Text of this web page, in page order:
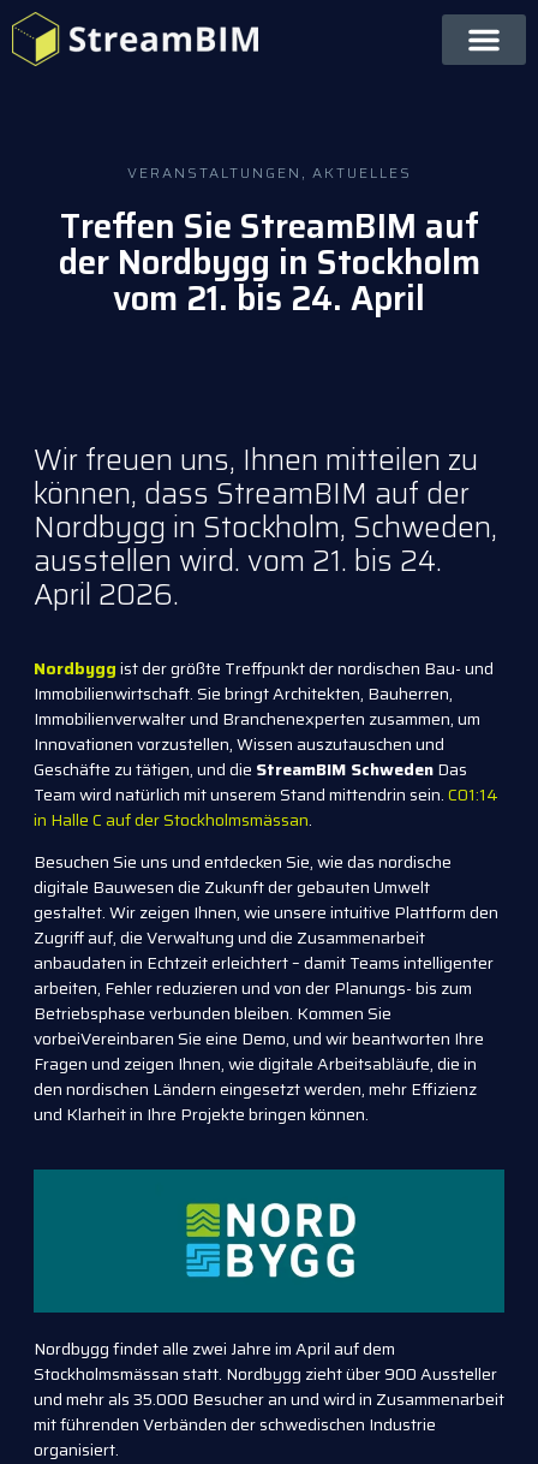
VERANSTALTUNGEN , AKTUELLES
Treffen Sie StreamBIM auf
der Nordbygg in Stockholm
vom 21. bis 24. April
Wir freuen uns, Ihnen mitteilen zu
können, dass StreamBIM auf der
Nordbygg in Stockholm, Schweden,
ausstellen wird.vom 21. bis 24.
April 2026.
Nordbyggist der größte Treffpunkt der nordischen Bau- und
Immobilienwirtschaft. Sie bringt Architekten, Bauherren,
Immobilienverwalter und Branchenexperten zusammen, um
Innovationen vorzustellen, Wissen auszutauschen und
Geschäfte zu tätigen, und die StreamBIM SchwedenDas
Team wird natürlich mit unserem Stand mittendrin sein.C01:14
in Halle C auf der Stockholmsmässan.
Besuchen Sie uns und entdecken Sie, wie das nordische
digitale Bauwesen die Zukunft der gebauten Umwelt
gestaltet. Wir zeigen Ihnen, wie unsere intuitive Plattform den
Zugriff auf, die Verwaltung und die Zusammenarbeit
anbaudaten in Echtzeit erleichtert – damit Teams intelligenter
arbeiten, Fehler reduzieren und von der Planungs- bis zum
Betriebsphase verbunden bleiben. Kommen Sie
vorbeiVereinbaren Sie eine Demo, und wir beantworten Ihre
Fragen und zeigen Ihnen, wie digitale Arbeitsabläufe, die in
den nordischen Ländern eingesetzt werden, mehr Effizienz
und Klarheit in Ihre Projekte bringen können.
Nordbygg findet alle zwei Jahre im April auf dem
Stockholmsmässan statt. Nordbygg zieht über 900 Aussteller
und mehr als 35.000 Besucher an und wird in Zusammenarbeit
mit führenden Verbänden der schwedischen Industrie
organisiert.